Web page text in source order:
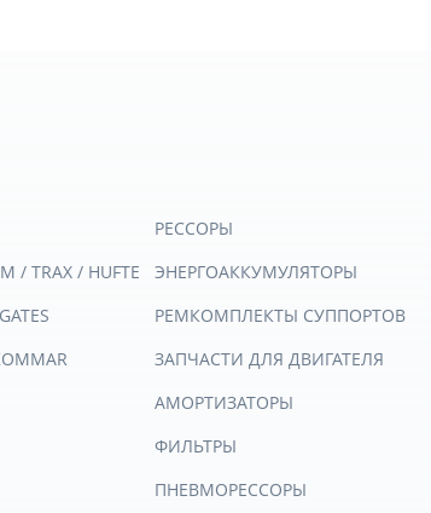
/ TRAX / HUFTE
РЕССОРЫ
ЭНЕРГОАККУМУЛЯТОРЫ
РЕМКОМПЛЕКТЫ СУППОРТОВ
ЗАПЧАСТИ ДЛЯ ДВИГАТЕЛЯ
АМОРТИЗАТОРЫ
ФИЛЬТРЫ
ПНЕВМОРЕССОРЫ